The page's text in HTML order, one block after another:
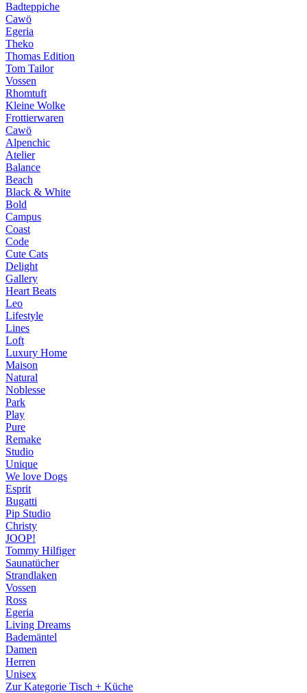
Badteppiche
Cawö
Egeria
Theko
Thomas Edition
Tom Tailor
Vossen
Rhomtuft
Kleine Wolke
Frottierwaren
Cawö
Alpenchic
Atelier
Balance
Beach
Black & White
Bold
Campus
Coast
Code
Cute Cats
Delight
Gallery
Heart Beats
Leo
Lifestyle
Lines
Loft
Luxury Home
Maison
Natural
Noblesse
Park
Play
Pure
Remake
Studio
Unique
We love Dogs
Esprit
Bugatti
Pip Studio
Christy
JOOP!
Tommy Hilfiger
Saunatücher
Strandlaken
Vossen
Ross
Egeria
Living Dreams
Bademäntel
Damen
Herren
Unisex
Zur Kategorie Tisch + Küche